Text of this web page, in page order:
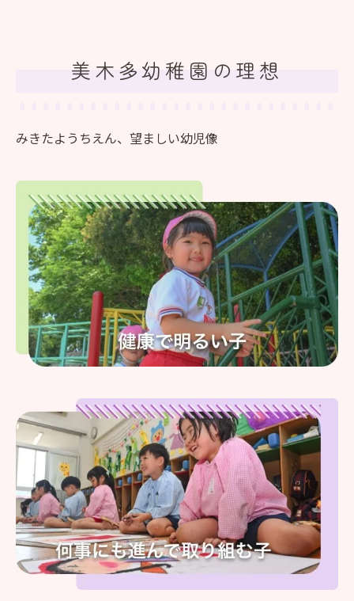
美木多幼稚園の理想
みきたようちえん、望ましい幼児像